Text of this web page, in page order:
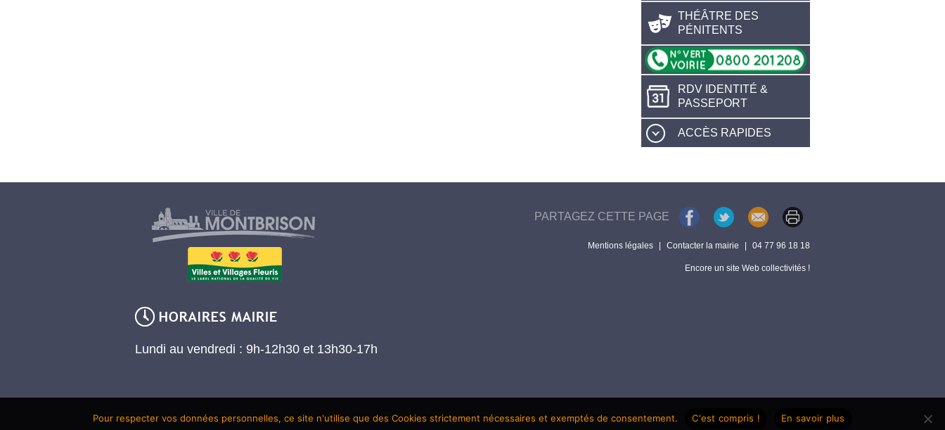
THÉÂTRE DES
PÉNITENTS
RDV IDENTITÉ &
PASSEPORT
ACCÈS RAPIDES
Lundi au vendredi : 9h-12h30 et 13h30-17h
PARTAGEZ CETTE PAGE
Mentions légales Contacter la mairie 04 77 96 18 18
Encore un site Web collectivités !
Pour respecter vos données personnelles, ce site n'utilise que des Cookies strictement nécessaires et exemptés de consentement. C'est compris ! En savoir plus